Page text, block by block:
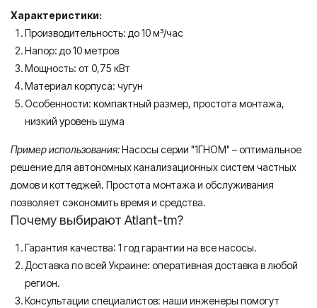
Характеристики:
Производительность: до 10 м³/час
Напор: до 10 метров
Мощность: от 0,75 кВт
Материал корпуса: чугун
Особенности: компактный размер, простота монтажа,
низкий уровень шума
Пример использования:Насосы серии "1ГНОМ" – оптимальное
решение для автономных канализационных систем частных
домов и коттеджей. Простота монтажа и обслуживания
позволяет сэкономить время и средства.
Почему выбирают Atlant-tm?
Гарантия качества: 1 год гарантии на все насосы.
Доставка по всей Украине: оперативная доставка в любой
регион.
Консультации специалистов: наши инженеры помогут